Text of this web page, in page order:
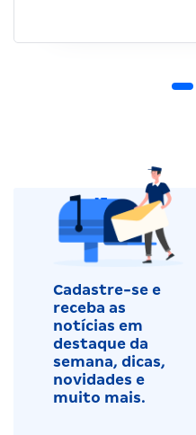
Cadastre-se e
receba as
notícias em
destaque da
semana, dicas,
novidades e
muito mais.